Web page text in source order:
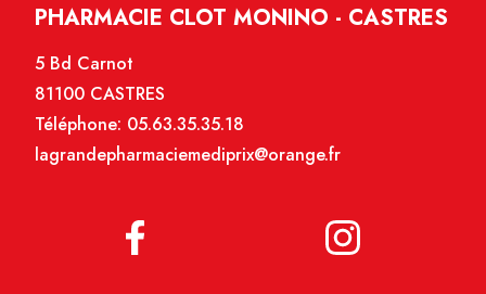
PHARMACIE CLOT MONINO - CASTRES
5 Bd Carnot
81100 CASTRES
Téléphone: 05.63.35.35.18
lagrandepharmaciemediprix@orange.fr